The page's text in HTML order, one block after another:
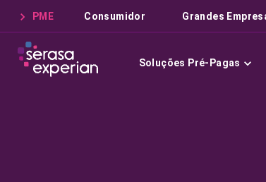
PME Consumidor Grandes
Soluções Pré-Pagas